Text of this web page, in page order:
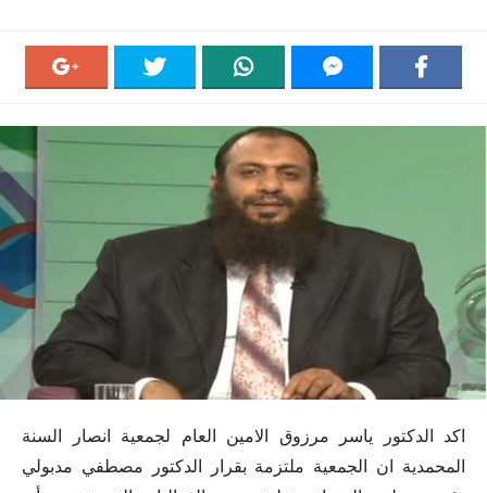
اكد الدكتور ياسر مرزوق الامين العام لجمعية انصار السنة
المحمدية ان الجمعية ملتزمة بقرار الدكتور مصطفي مدبولي